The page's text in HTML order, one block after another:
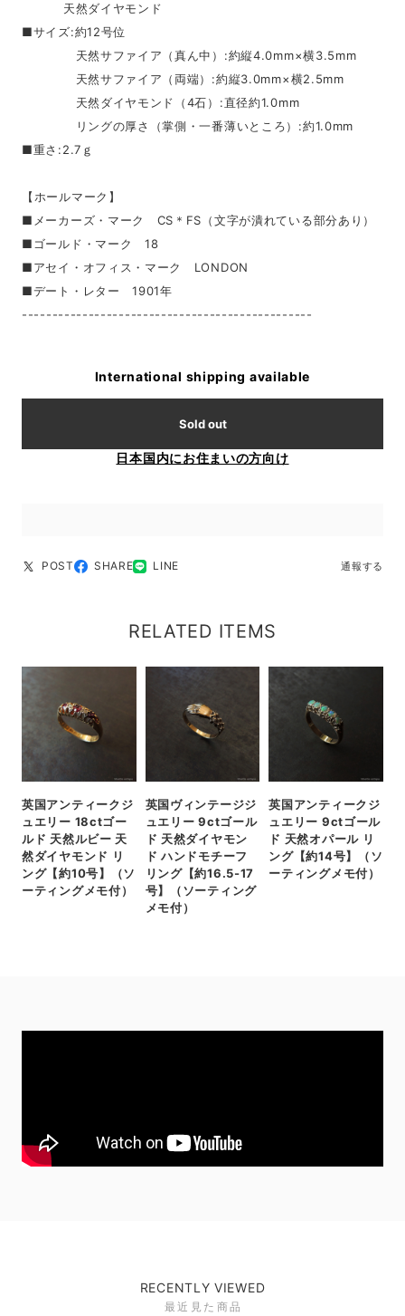
天然ダイヤモンド
■サイズ:約12号位
天然サファイア（真ん中）:約縦4.0mm×横3.5mm
天然サファイア（両端）:約縦3.0mm×横2.5mm
天然ダイヤモンド（4石）:直径約1.0mm
リングの厚さ（掌側・一番薄いところ）:約1.0mm
■重さ:2.7ｇ
【ホールマーク】
■メーカーズ・マーク CS＊FS（文字が潰れている部分あり）
■ゴールド・マーク 18
■アセイ・オフィス・マーク LONDON
■デート・レター 1901年
------------------------------------------------
International shipping available
Sold out
日本国内にお住まいの方向け
POST SHARE LINE 通報する
RELATED ITEMS
英国アンティークジ
ュエリー 18ctゴー
ルド 天然ルビー 天
然ダイヤモンド リ
ング【約10号】（ソ
ーティングメモ付）
英国ヴィンテージジ
ュエリー 9ctゴール
ド 天然ダイヤモン
ド ハンドモチーフ
リング【約16.5-17
号】（ソーティング
メモ付）
英国アンティークジ
ュエリー 9ctゴール
ド 天然オパール リ
ング【約14号】（ソ
ーティングメモ付）
RECENTLY VIEWED
最近見た商品